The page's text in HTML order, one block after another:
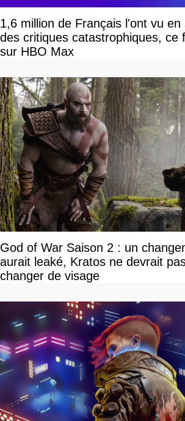
1,6 million de Français l'ont vu en
des critiques catastrophiques, ce
sur HBO Max
God of War Saison 2 : un
aurait leaké, Kratos ne devrait
changer de visage